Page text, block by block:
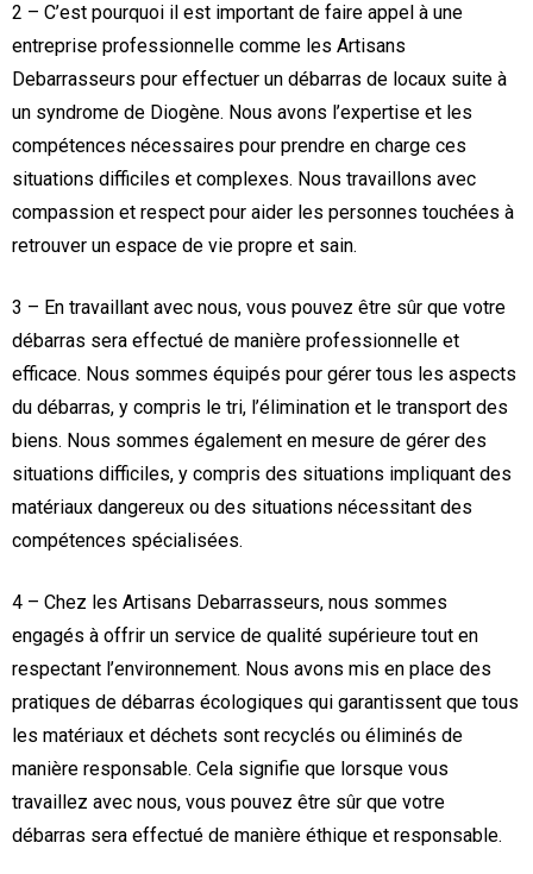
2 – C’est pourquoi il est important de faire appel à une
entreprise professionnelle comme les Artisans
Debarrasseurs pour effectuer un débarras de locaux suite à
un syndrome de Diogène. Nous avons l’expertise et les
compétences nécessaires pour prendre en charge ces
situations difficiles et complexes. Nous travaillons avec
compassion et respect pour aider les personnes touchées à
retrouver un espace de vie propre et sain.
3 – En travaillant avec nous, vous pouvez être sûr que votre
débarras sera effectué de manière professionnelle et
efficace. Nous sommes équipés pour gérer tous les aspects
du débarras, y compris le tri, l’élimination et le transport des
biens. Nous sommes également en mesure de gérer des
situations difficiles, y compris des situations impliquant des
matériaux dangereux ou des situations nécessitant des
compétences spécialisées.
4 – Chez les Artisans Debarrasseurs, nous sommes
engagés à offrir un service de qualité supérieure tout en
respectant l’environnement. Nous avons mis en place des
pratiques de débarras écologiques qui garantissent que tous
les matériaux et déchets sont recyclés ou éliminés de
manière responsable. Cela signifie que lorsque vous
travaillez avec nous, vous pouvez être sûr que votre
débarras sera effectué de manière éthique et responsable.